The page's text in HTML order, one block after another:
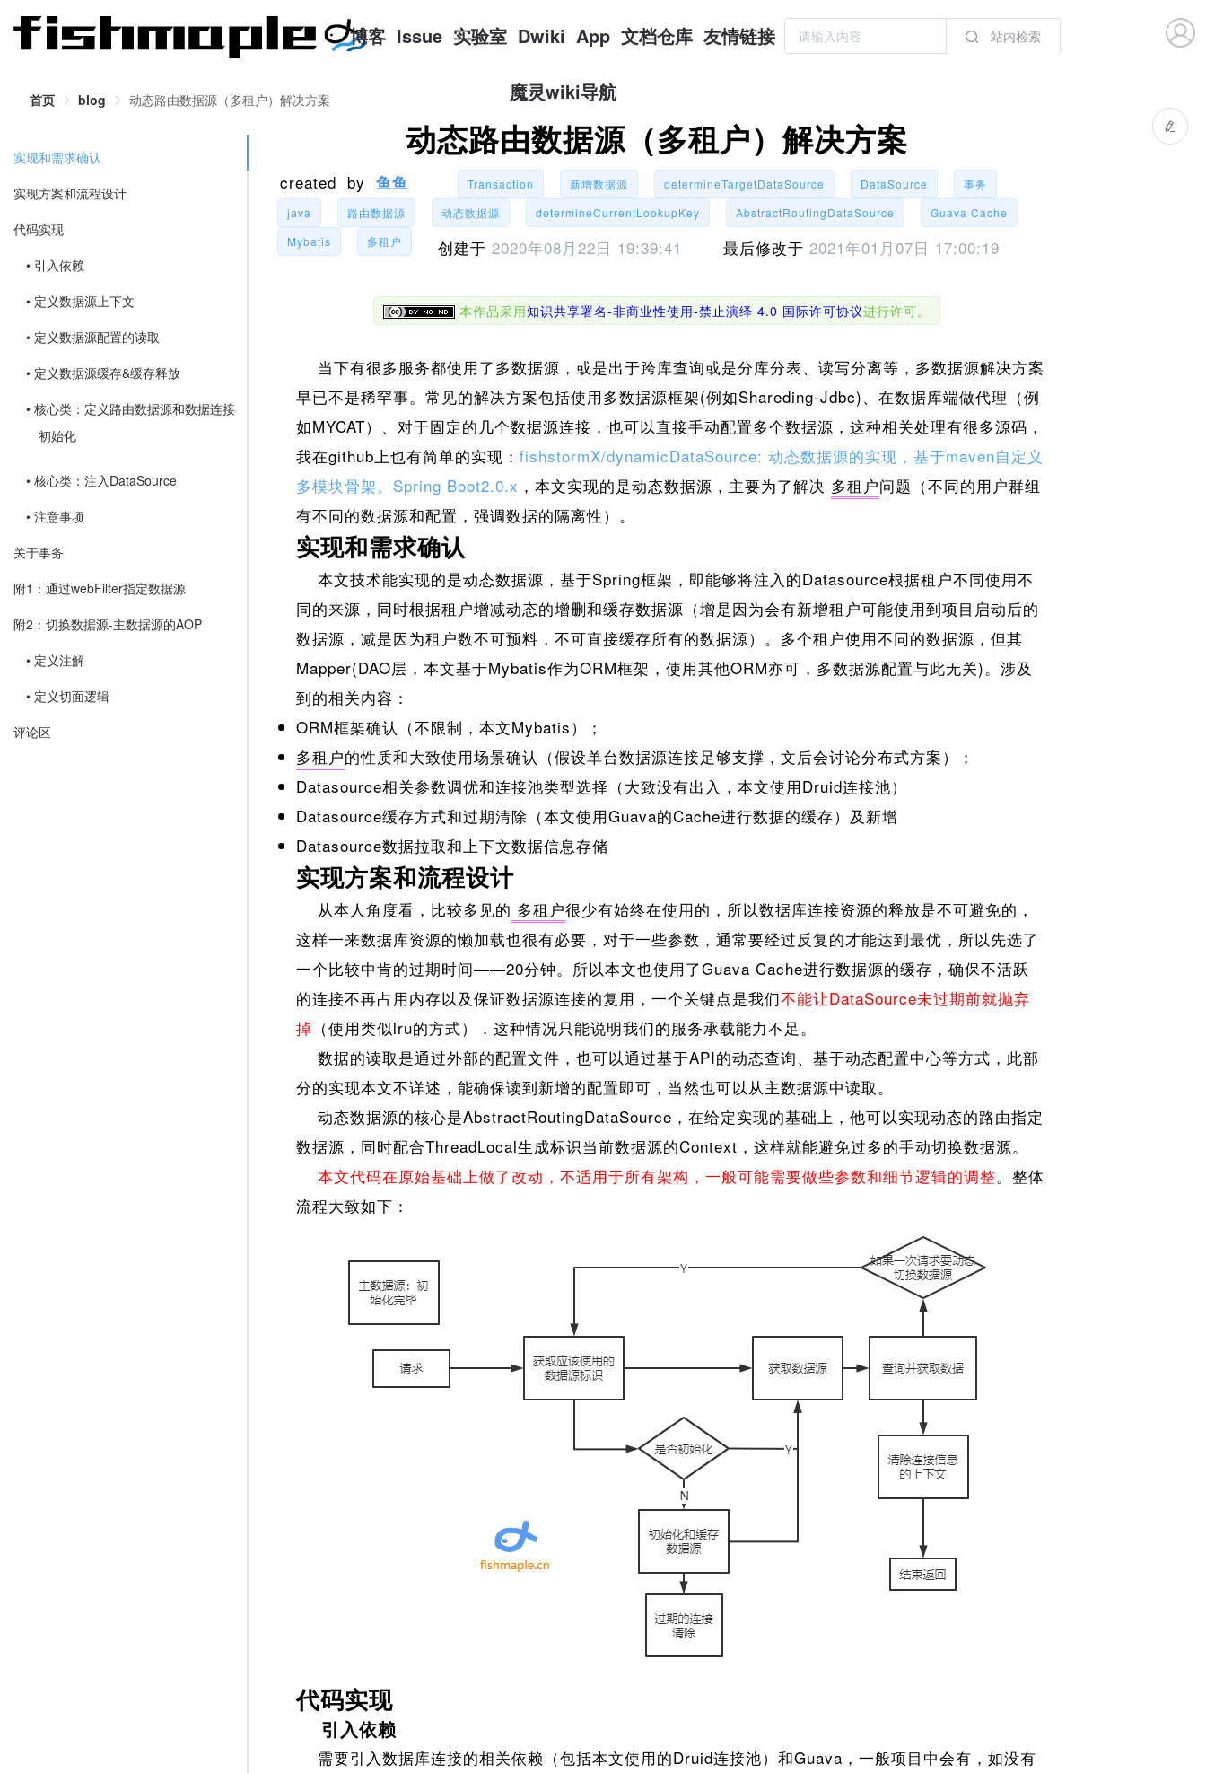
博客 Issue 实验室 Dwiki App 文档仓库 友情链接
魔灵wiki导航
站内检索
首页 blog 动态路由数据源（多租户）解决方案
实现和需求确认
实现方案和流程设计
代码实现
• 引入依赖
• 定义数据源上下文
• 定义数据源配置的读取
• 定义数据源缓存&缓存释放
• 核心类：定义路由数据源和数据连接
初始化
• 核心类：注入DataSource
• 注意事项
关于事务
附1：通过webFilter指定数据源
附2：切换数据源-主数据源的AOP
• 定义注解
• 定义切面逻辑
评论区
动态路由数据源（多租户）解决方案
created by 鱼鱼 Transaction 新增数据源 determineTargetDataSource DataSource
事务
java
路由数据源 动态数据源 determineCurrentLookupKey AbstractRoutingDataSource
Guava Cache
Mybatis
多租户 创建于 2020年08月22日 19:39:41 最后修改于 2021年01月07日 17:00:19
本作品采用知识共享署名-非商业性使用-禁止演绎 4.0 国际许可协议进行许可。
当下有很多服务都使用了多数据源，或是出于跨库查询或是分库分表、读写分离等，多数据源解决方案
早已不是稀罕事。常见的解决方案包括使用多数据源框架(例如Shareding-Jdbc)、在数据库端做代理（例
如MYCAT）、对于固定的几个数据源连接，也可以直接手动配置多个数据源，这种相关处理有很多源码，
我在github上也有简单的实现： fishstormX/dynamicDataSource: 动态数据源的实现，基于maven自定义
多模块骨架。Spring Boot2.0.x ，本文实现的是动态数据源，主要为了解决 多租户问题（不同的用户群组
有不同的数据源和配置，强调数据的隔离性）。
实现和需求确认
本文技术能实现的是动态数据源，基于Spring框架，即能够将注入的Datasource根据租户不同使用不
同的来源，同时根据租户增减动态的增删和缓存数据源（增是因为会有新增租户可能使用到项目启动后的
数据源，减是因为租户数不可预料，不可直接缓存所有的数据源）。多个租户使用不同的数据源，但其
Mapper(DAO层，本文基于Mybatis作为ORM框架，使用其他ORM亦可，多数据源配置与此无关)。涉及
到的相关内容：
ORM框架确认（不限制，本文Mybatis）；
多租户的性质和大致使用场景确认（假设单台数据源连接足够支撑，文后会讨论分布式方案）；
Datasource相关参数调优和连接池类型选择（大致没有出入，本文使用Druid连接池）
Datasource缓存方式和过期清除（本文使用Guava的Cache进行数据的缓存）及新增
Datasource数据拉取和上下文数据信息存储
实现方案和流程设计
从本人角度看，比较多见的 多租户很少有始终在使用的，所以数据库连接资源的释放是不可避免的，
这样一来数据库资源的懒加载也很有必要，对于一些参数，通常要经过反复的才能达到最优，所以先选了
一个比较中肯的过期时间——20分钟。所以本文也使用了Guava Cache进行数据源的缓存，确保不活跃
的连接不再占用内存以及保证数据源连接的复用，一个关键点是我们不能让DataSource未过期前就抛弃
掉 （使用类似lru的方式），这种情况只能说明我们的服务承载能力不足。
数据的读取是通过外部的配置文件，也可以通过基于API的动态查询、基于动态配置中心等方式，此部
分的实现本文不详述，能确保读到新增的配置即可，当然也可以从主数据源中读取。
动态数据源的核心是AbstractRoutingDataSource，在给定实现的基础上，他可以实现动态的路由指定
数据源，同时配合ThreadLocal生成标识当前数据源的Context，这样就能避免过多的手动切换数据源。
本文代码在原始基础上做了改动，不适用于所有架构，一般可能需要做些参数和细节逻辑的调整。整体
流程大致如下：
代码实现
引入依赖
需要引入数据库连接的相关依赖（包括本文使用的Druid连接池）和Guava，一般项目中会有，如没有